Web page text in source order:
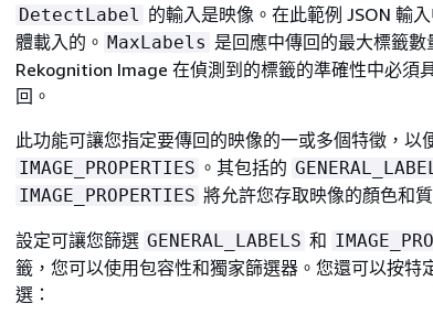
DetectLabel
的輸入是映像。在此範例 JSON 輸
體載入的。 MaxLabels 是回應中傳回的最大標籤數
Rekognition Image 在偵測到的標籤的準確性中必須
回。
此功能可讓您指定要傳回的映像的一或多個特徵，以
IMAGE_PROPERTIES 。其包括的
IMAGE_PROPERTIES 將允許您存取映像的顏色和質
設定可讓您篩選 GENERAL_LABELS 和
籤，您可以使用包容性和獨家篩選器。您還可以按特
選：